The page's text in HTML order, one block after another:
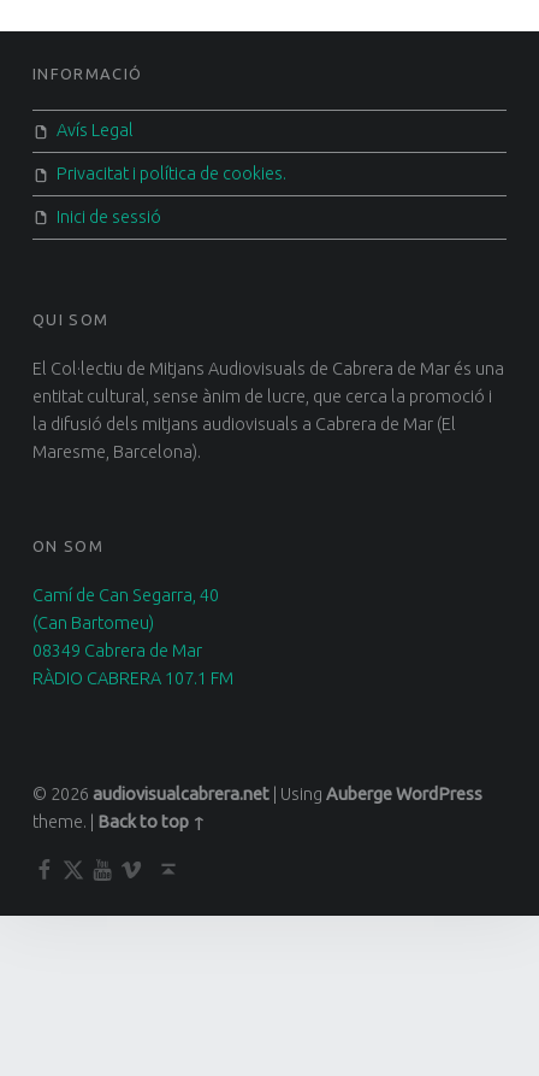
FOOTER SIDEBAR
INFORMACIÓ
Avís Legal
Privacitat i política de cookies.
Inici de sessió
QUI SOM
El Col·lectiu de Mitjans Audiovisuals de Cabrera de Mar és una
entitat cultural, sense ànim de lucre, que cerca la promoció i
la difusió dels mitjans audiovisuals a Cabrera de Mar (El
Maresme, Barcelona).
ON SOM
Camí de Can Segarra, 40
(Can Bartomeu)
08349 Cabrera de Mar
RÀDIO CABRERA 107.1 FM
© 2026 audiovisualcabrera.net Using AubergeWordPress
theme.
Back to top ↑
Facebook
TwitterYouTube
Vimeo